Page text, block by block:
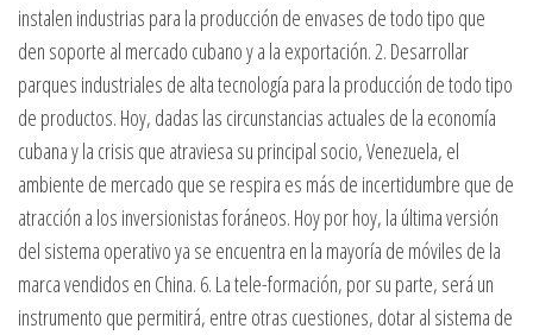
instalen industrias para la producción de envases de todo tipo que
den soporte al mercado cubano y a la exportación. 2. Desarrollar
parques industriales de alta tecnología para la producción de todo tipo
de productos. Hoy, dadas las circunstancias actuales de la economía
cubana y la crisis que atraviesa su principal socio, Venezuela, el
ambiente de mercado que se respira es más de incertidumbre que de
atracción a los inversionistas foráneos. Hoy por hoy, la última versión
del sistema operativo ya se encuentra en la mayoría de móviles de la
marca vendidos en China. 6. La tele-formación, por su parte, será un
instrumento que permitirá, entre otras cuestiones, dotar al sistema de